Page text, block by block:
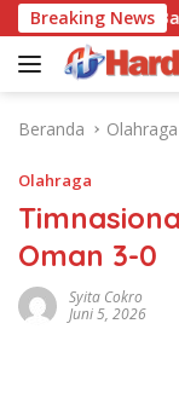
Langsung
ke
konten
Breaking News
Saling Balas
Beranda Olahraga
Olahraga
Oman 3-0
Syita Cokro
Juni 5, 2026